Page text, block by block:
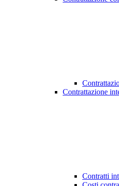
Contrattazione
Contratti